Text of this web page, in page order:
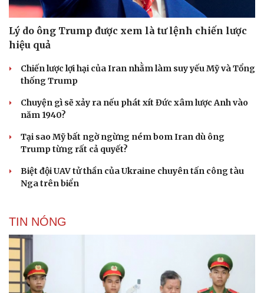
Lý do ông Trump được xem là tư lệnh chiến lược
hiệu quả
Chiến lược lợi hại của Iran nhằm làm suy yếu Mỹ và Tổng
thống Trump
Chuyện gì sẽ xảy ra nếu phát xít Đức xâm lược Anh vào
năm 1940?
Tại sao Mỹ bất ngờ ngừng ném bom Iran dù ông
Trump từng rất cả quyết?
Biệt đội UAV tử thần của Ukraine chuyên tấn công tàu
Nga trên biển
TIN NÓNG